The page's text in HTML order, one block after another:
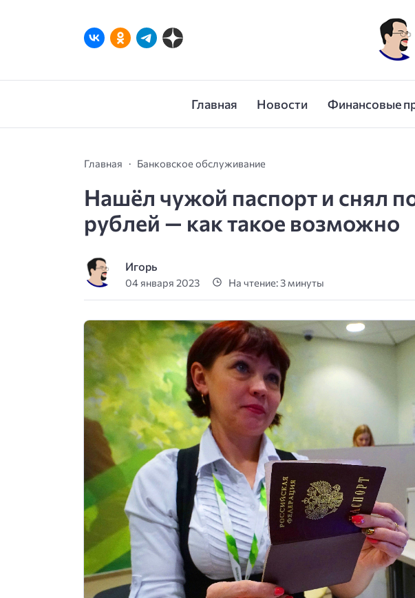
Главная Новости Финансовые
Главная Банковское обслуживание
Нашёл чужой паспорт и снял
рублей — как такое возможно
Игорь
04 января 2023 На чтение: 3 минуты